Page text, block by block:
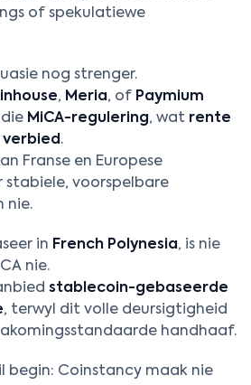
of spekulatiewe
nog strenger.
, Meria, of Paymium
MiCA-regulering, wat rente
.
Franse en Europese
stabiele, voorspelbare
nie.
in French Polynesia, is nie
nie.
stablecoin-gebaseerde
, terwyl dit volle deursigtigheid
handhaaf.
begin: Coinstancy maak nie